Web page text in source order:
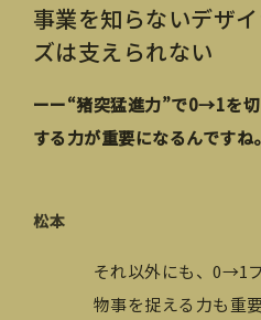
事業を知らないデザ
ズは支えられない
ーー“猪突猛進力”で0→1を
する力が重要になるんですね。
松本
それ以外にも、0→1
物事を捉える力も重